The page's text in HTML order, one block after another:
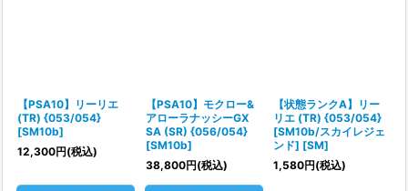
絞り込む
【PSA10】リーリエ
(TR) {053/054}
[SM10b]
12,300円(税込)
【PSA10】モクロー&
アローラナッシーGX
SA (SR) {056/054}
[SM10b]
38,800円(税込)
【状態ランクA】リー
リエ (TR) {053/054}
[SM10b/スカイレジェ
ンド] [SM]
1,580円(税込)